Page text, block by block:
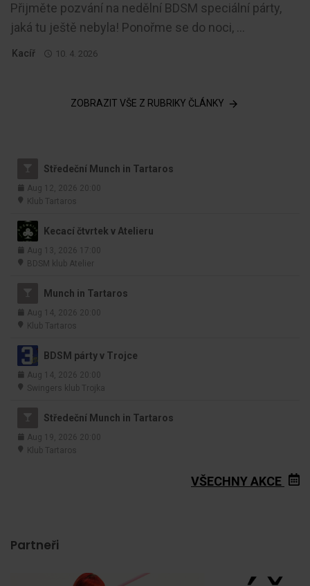
Přijměte pozvání na nedělní BDSM speciální párty,
jaká tu ještě nebyla! Ponořme se do noci, ...
Kacíř 10. 4. 2026
ZOBRAZIT VŠE Z RUBRIKY ČLÁNKY
Středeční Munch in Tartaros
Aug 12, 2026 20:00
Klub Tartaros
Kecací čtvrtek v Atelieru
Aug 13, 2026 17:00
BDSM klub Atelier
Munch in Tartaros
Aug 14, 2026 20:00
Klub Tartaros
BDSM párty v Trojce
Aug 14, 2026 20:00
Swingers klub Trojka
Středeční Munch in Tartaros
Aug 19, 2026 20:00
Klub Tartaros
VŠECHNY AKCE
Partneři